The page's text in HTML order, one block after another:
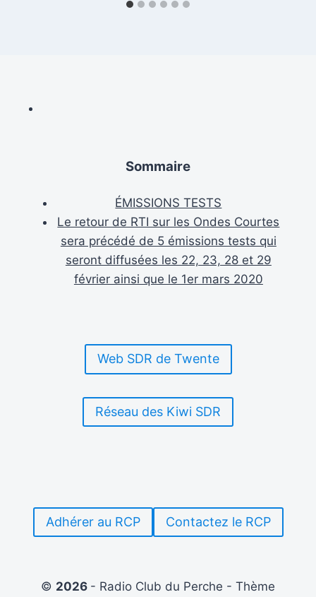
Sommaire
ÉMISSIONS TESTS
Le retour de RTI sur les Ondes Courtes
sera précédé de 5 émissions tests qui
seront diffusées les 22, 23, 28 et 29
février ainsi que le 1er mars 2020
Web SDR de Twente
Réseau des Kiwi SDR
Adhérer au RCP Contactez le RCP
© 2026 - Radio Club du Perche - Thème